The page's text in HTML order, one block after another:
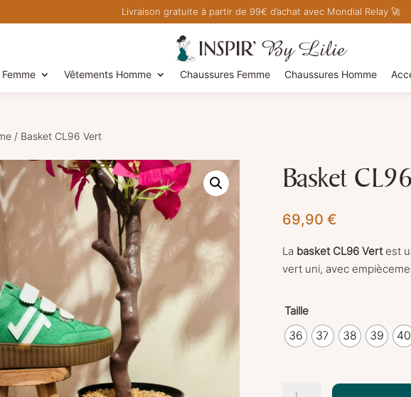
Livraison gratuite à partir de 99€ d’achat avec Mondial Relay 🚀
Vêtements Homme Chaussures Femme Chaussures Homme
/ Basket CL96 Vert
Basket
69,90 €
La basket CL96 Vertest
vert uni, avec
Taille
36 37 38 39 40
quantité